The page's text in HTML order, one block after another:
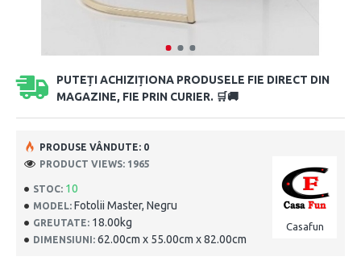
PUTEȚI ACHIZIȚIONA PRODUSELE FIE DIRECT DIN
MAGAZINE, FIE PRIN CURIER. 🛒🚚
STOC: 10
MODEL: Fotolii Master, Negru
GREUTATE: 18.00kg
DIMENSIUNI: 62.00cm x 55.00cm x 82.00cm
Casafun
PRODUSE VÂNDUTE: 0
PRODUCT VIEWS: 1965